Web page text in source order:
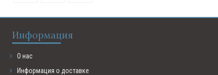
Информация
О нас
Информация о доставке